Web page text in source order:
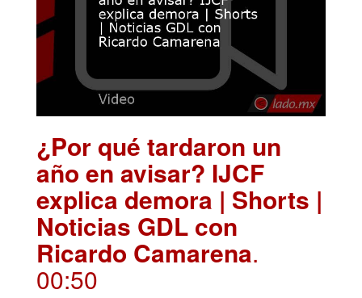
¿Por qué tardaron un
año en avisar? IJCF
explica demora | Shorts |
Noticias GDL con
Ricardo Camarena.
00:50